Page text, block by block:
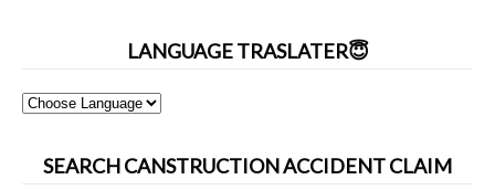
LANGUAGE TRASLATER😇
SEARCH CANSTRUCTION ACCIDENT CLAIM